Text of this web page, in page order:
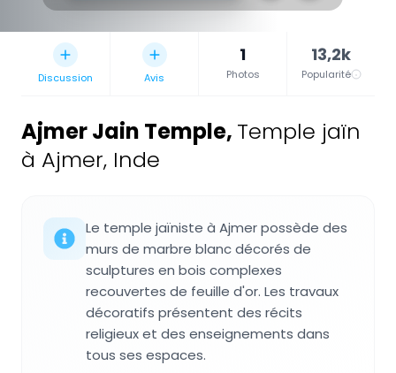
Discussion Avis
1
Photos
13,2k
Popularité
Ajmer Jain Temple, Temple jaïn
à Ajmer, Inde
Le temple jaïniste à Ajmer possède des
murs de marbre blanc décorés de
sculptures en bois complexes
recouvertes de feuille d'or. Les travaux
décoratifs présentent des récits
religieux et des enseignements dans
tous ses espaces.